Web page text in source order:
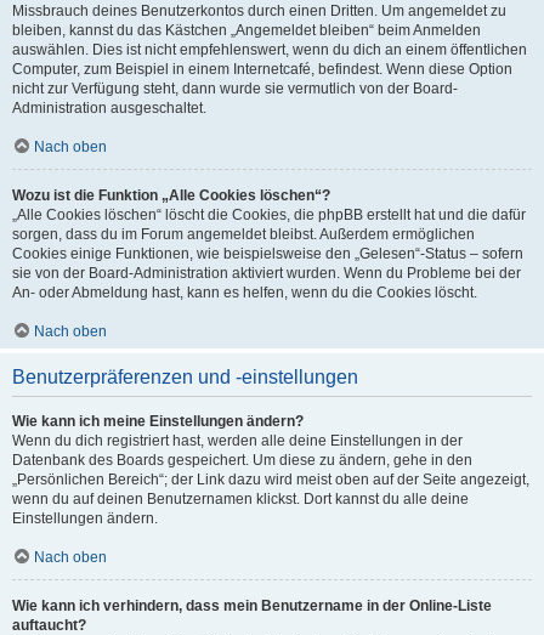
Missbrauch deines Benutzerkontos durch einen Dritten. Um angemeldet zu
bleiben, kannst du das Kästchen „Angemeldet bleiben“ beim Anmelden
auswählen. Dies ist nicht empfehlenswert, wenn du dich an einem öffentlichen
Computer, zum Beispiel in einem Internetcafé, befindest. Wenn diese Option
nicht zur Verfügung steht, dann wurde sie vermutlich von der Board-
Administration ausgeschaltet.
Nach oben
Wozu ist die Funktion „Alle Cookies löschen“?
„Alle Cookies löschen“ löscht die Cookies, die phpBB erstellt hat und die dafür
sorgen, dass du im Forum angemeldet bleibst. Außerdem ermöglichen
Cookies einige Funktionen, wie beispielsweise den „Gelesen“-Status – sofern
sie von der Board-Administration aktiviert wurden. Wenn du Probleme bei der
An- oder Abmeldung hast, kann es helfen, wenn du die Cookies löscht.
Nach oben
Benutzerpräferenzen und -einstellungen
Wie kann ich meine Einstellungen ändern?
Wenn du dich registriert hast, werden alle deine Einstellungen in der
Datenbank des Boards gespeichert. Um diese zu ändern, gehe in den
„Persönlichen Bereich“; der Link dazu wird meist oben auf der Seite angezeigt,
wenn du auf deinen Benutzernamen klickst. Dort kannst du alle deine
Einstellungen ändern.
Nach oben
Wie kann ich verhindern, dass mein Benutzername in der Online-Liste
auftaucht?